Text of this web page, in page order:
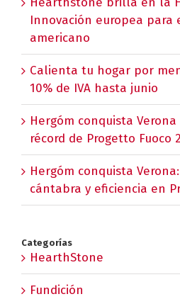
Innovación europea para
americano
Calienta tu hogar por
10% de IVA hasta junio
Hergóm conquista
récord de Progetto Fuoco
Hergóm conquista
cántabra y eficiencia en
Categorías
HearthStone
Fundición